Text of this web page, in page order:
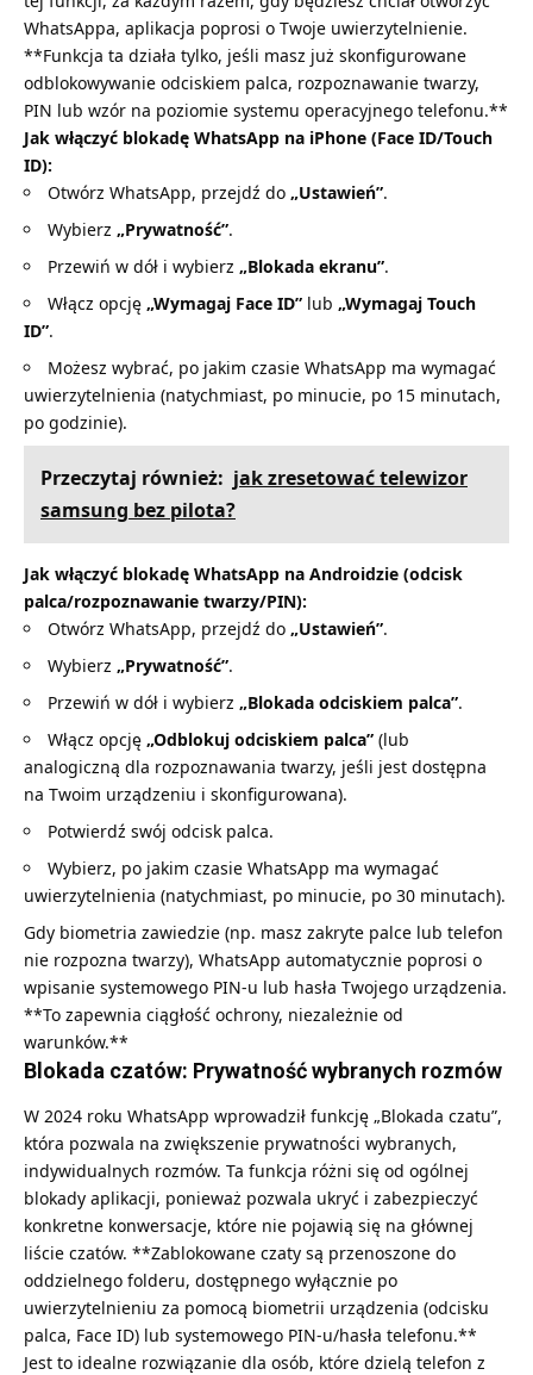
WhatsAppa, aplikacja poprosi o Twoje uwierzytelnienie.
**Funkcja ta działa tylko, jeśli masz już skonfigurowane
odblokowywanie odciskiem palca, rozpoznawanie twarzy,
PIN lub wzór na poziomie systemu operacyjnego telefonu.**
Jak włączyć blokadę WhatsApp na iPhone (Face ID/Touch
ID):
Otwórz WhatsApp, przejdź do „Ustawień”.
Wybierz „Prywatność”.
Przewiń w dół i wybierz „Blokada ekranu”.
Włącz opcję „Wymagaj Face ID” lub „Wymagaj Touch
ID”.
Możesz wybrać, po jakim czasie WhatsApp ma wymagać
uwierzytelnienia (natychmiast, po minucie, po 15 minutach,
po godzinie).
Przeczytaj również: jak zresetować telewizor
samsung bez pilota?
Jak włączyć blokadę WhatsApp na Androidzie (odcisk
palca/rozpoznawanie twarzy/PIN):
Otwórz WhatsApp, przejdź do „Ustawień”.
Wybierz „Prywatność”.
Przewiń w dół i wybierz „Blokada odciskiem palca”.
Włącz opcję „Odblokuj odciskiem palca” (lub
analogiczną dla rozpoznawania twarzy, jeśli jest dostępna
na Twoim urządzeniu i skonfigurowana).
Potwierdź swój odcisk palca.
Wybierz, po jakim czasie WhatsApp ma wymagać
uwierzytelnienia (natychmiast, po minucie, po 30 minutach).
Gdy biometria zawiedzie (np. masz zakryte palce lub telefon
nie rozpozna twarzy), WhatsApp automatycznie poprosi o
wpisanie systemowego PIN-u lub hasła Twojego urządzenia.
**To zapewnia ciągłość ochrony, niezależnie od
warunków.**
Blokada czatów: Prywatność wybranych rozmów
W 2024 roku WhatsApp wprowadził funkcję „Blokada czatu”,
która pozwala na zwiększenie prywatności wybranych,
indywidualnych rozmów. Ta funkcja różni się od ogólnej
blokady aplikacji, ponieważ pozwala ukryć i zabezpieczyć
konkretne konwersacje, które nie pojawią się na głównej
liście czatów. **Zablokowane czaty są przenoszone do
oddzielnego folderu, dostępnego wyłącznie po
uwierzytelnieniu za pomocą biometrii urządzenia (odcisku
palca, Face ID) lub systemowego PIN-u/hasła telefonu.**
Jest to idealne rozwiązanie dla osób, które dzielą telefon z